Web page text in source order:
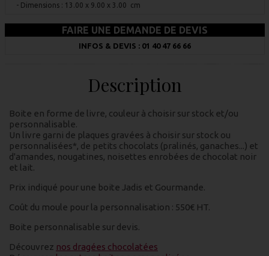
- Dimensions : 13.00 x 9.00 x 3.00 cm
FAIRE UNE DEMANDE DE DEVIS
INFOS & DEVIS : 01 40 47 66 66
Description
Boite en forme de livre, couleur à choisir sur stock et/ou
personnalisable.
Un livre garni de plaques gravées à choisir sur stock ou
personnalisées*, de petits chocolats (pralinés, ganaches...) et
d'amandes, nougatines, noisettes enrobées de chocolat noir
et lait.
Prix indiqué pour une boite Jadis et Gourmande.
Coût du moule pour la personnalisation : 550€ HT.
Boite personnalisable sur devis.
Découvrez nos dragées chocolatées